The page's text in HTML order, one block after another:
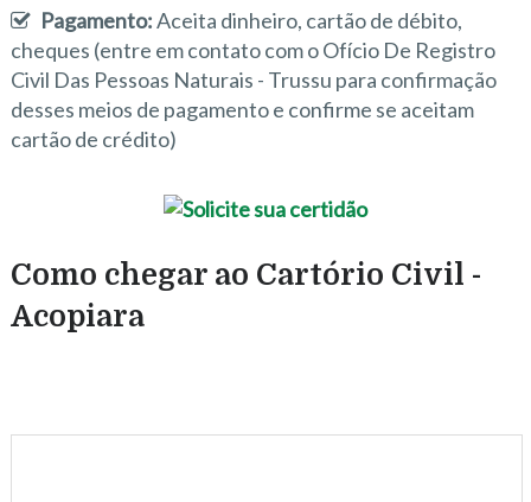
Pagamento:Aceita dinheiro, cartão de débito,
cheques (entre em contato com o Ofício De Registro
Civil Das Pessoas Naturais - Trussu para confirmação
desses meios de pagamento e confirme se aceitam
cartão de crédito)
Como chegar ao Cartório Civil -
Acopiara